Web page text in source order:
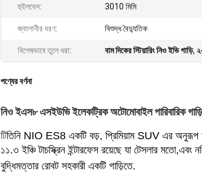
হুইলবেস: 3010 মিমি
জ্বালানীর ধরণ: বিশুদ্ধ বৈদ্যুতিক
বিশেষভাবে তুলে ধরা: বাম দিকের স্টিয়ারিং নিও ইভি গাড়ি,
পণ্যের বর্ণনা
নিও ইএস৮ এসইউভি ইলেকট্রিক অটোমোবাইল পারিবারিক
টিতিনি NIO ES8 একটি বড়, প্রিমিয়াম SUV এর
১১.৩ ইঞ্চি টাচস্ক্রিন ইন্টারফেস রয়েছে যা টেসলার মতো,এবং
বুদ্ধিমত্তার রোবট সহকারী একটি গাড়িতে.